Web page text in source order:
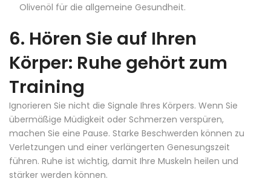
Olivenöl für die allgemeine Gesundheit.
6. Hören Sie auf Ihren
Körper: Ruhe gehört zum
Training
Ignorieren Sie nicht die Signale Ihres Körpers. Wenn Sie
übermäßige Müdigkeit oder Schmerzen verspüren,
machen Sie eine Pause. Starke Beschwerden können zu
Verletzungen und einer verlängerten Genesungszeit
führen. Ruhe ist wichtig, damit Ihre Muskeln heilen und
stärker werden können.